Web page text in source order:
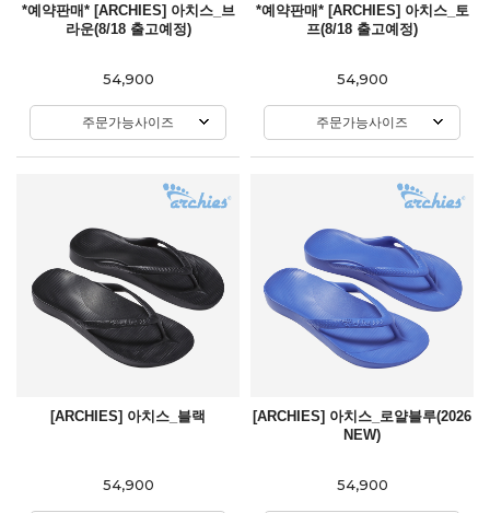
*예약판매* [ARCHIES] 아치스_브
라운(8/18 출고예정)
54,900
주문가능사이즈
*예약판매* [ARCHIES] 아치스_토
프(8/18 출고예정)
54,900
주문가능사이즈
[ARCHIES] 아치스_블랙
54,900
[ARCHIES] 아치스_로얄블루(2026
NEW)
54,900